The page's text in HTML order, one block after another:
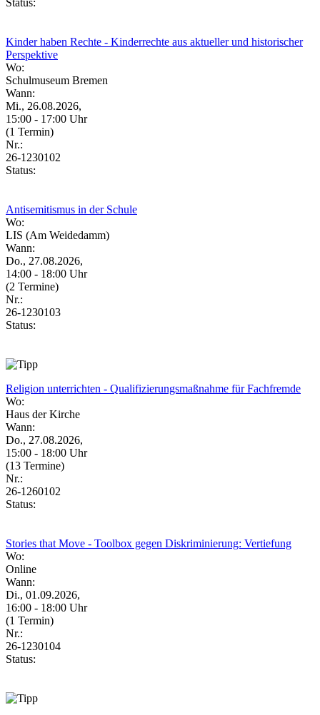
Kinder haben Rechte - Kinderrechte aus aktueller und historischer
Perspektive
Wo:
Schulmuseum Bremen
Wann:
Mi., 26.08.2026,
15:00 - 17:00 Uhr
(1 Termin)
Nr.:
26-1230102
Status:
Antisemitismus in der Schule
Wo:
LIS (Am Weidedamm)
Wann:
Do., 27.08.2026,
14:00 - 18:00 Uhr
(2 Termine)
Nr.:
26-1230103
Status:
Religion unterrichten - Qualifizierungsmaßnahme für Fachfremde
Wo:
Haus der Kirche
Wann:
Do., 27.08.2026,
15:00 - 18:00 Uhr
(13 Termine)
Nr.:
26-1260102
Status:
Stories that Move - Toolbox gegen Diskriminierung: Vertiefung
Wo:
Online
Wann:
Di., 01.09.2026,
16:00 - 18:00 Uhr
(1 Termin)
Nr.:
26-1230104
Status: